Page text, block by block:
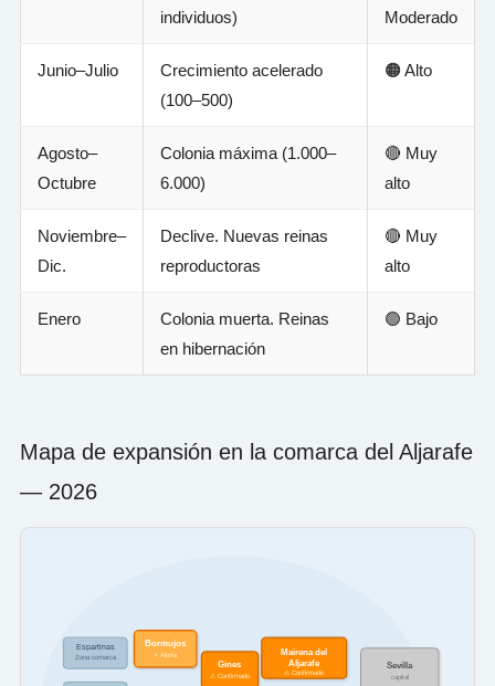
individuos)
Moderado
Junio–Julio
Crecimiento acelerado
(100–500)
🟠 Alto
Agosto–
Octubre
Colonia máxima (1.000–
6.000)
🔴 Muy
alto
Noviembre–
Dic.
Declive. Nuevas reinas
reproductoras
🔴 Muy
alto
Enero
Colonia muerta. Reinas
en hibernación
🟢 Bajo
Mapa de expansión en la comarca del Aljarafe
— 2026
Sevilla
capital
Mairena del
Aljarafe
⚠ Confirmado
Gines
⚠ Confirmado
Bormujos
⚡ Alerta
Espartinas
Zona comarca